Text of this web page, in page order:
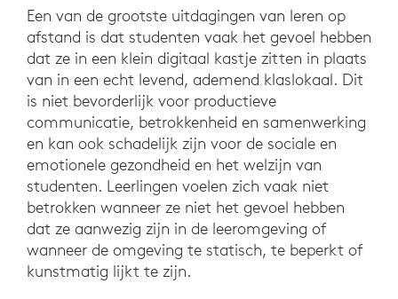
Een van de grootste uitdagingen van leren op
afstand is dat studenten vaak het gevoel hebben
dat ze in een klein digitaal kastje zitten in plaats
van in een echt levend, ademend klaslokaal. Dit
is niet bevorderlijk voor productieve
communicatie, betrokkenheid en samenwerking
en kan ook schadelijk zijn voor de sociale en
emotionele gezondheid en het welzijn van
studenten. Leerlingen voelen zich vaak niet
betrokken wanneer ze niet het gevoel hebben
dat ze aanwezig zijn in de leeromgeving of
wanneer de omgeving te statisch, te beperkt of
kunstmatig lijkt te zijn.